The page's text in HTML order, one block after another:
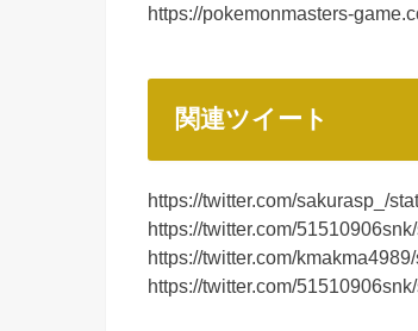
https://pokemonmasters-
関連ツイート
https://twitter.com/sakurasp_/
https://twitter.com/
https://twitter.com/
https://twitter.com/